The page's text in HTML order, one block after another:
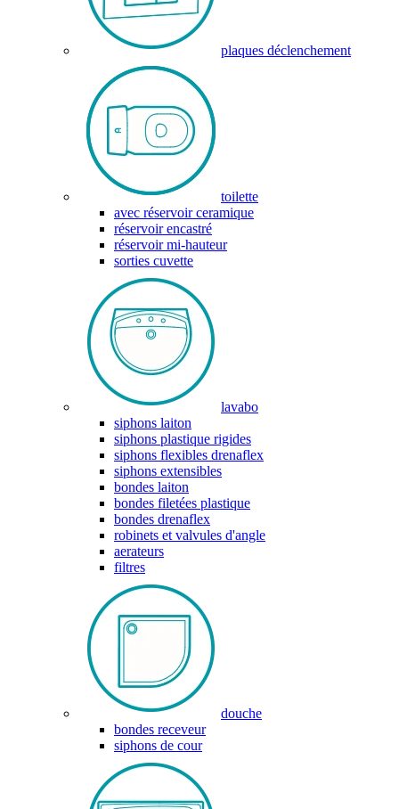
plaques déclenchement
toilette
avec réservoir ceramique
réservoir encastré
réservoir mi-hauteur
sorties cuvette
lavabo
siphons laiton
siphons plastique rigides
siphons flexibles drenaflex
siphons extensibles
bondes laiton
bondes filetées plastique
bondes drenaflex
robinets et valvules d'angle
aerateurs
filtres
douche
bondes receveur
siphons de cour